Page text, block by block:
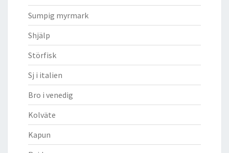
Sumpig myrmark
Shjälp
Störfisk
Sj i italien
Bro i venedig
Kolväte
Kapun